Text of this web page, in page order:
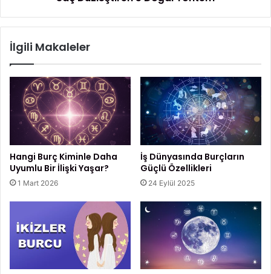
günlük burç yorumları
a
n
e
m
İlgili Makaleler
Hangi Burç Kiminle Daha
Uyumlu Bir İlişki Yaşar?
1 Mart 2026
İş Dünyasında Burçların
Güçlü Özellikleri
24 Eylül 2025